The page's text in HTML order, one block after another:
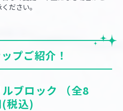
ださい。
プご紹介！
ブロック （全8
税込)